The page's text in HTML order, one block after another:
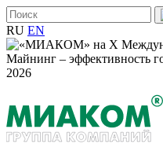
RU EN